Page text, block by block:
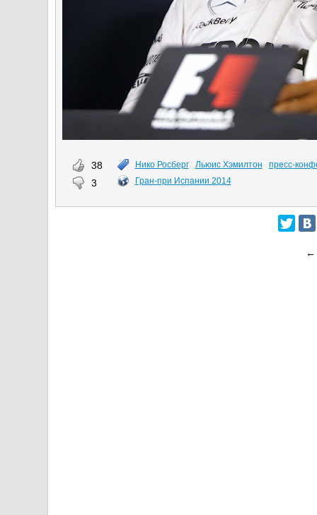
38
3
Нико Росберг Льюис Хэмилтон
пресс-
Гран-при Испании 2014